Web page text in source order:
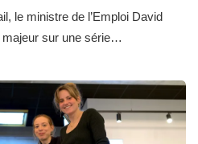
le ministre de l’Emploi David
majeur sur une série…